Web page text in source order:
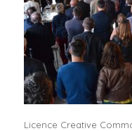
Licence Creative